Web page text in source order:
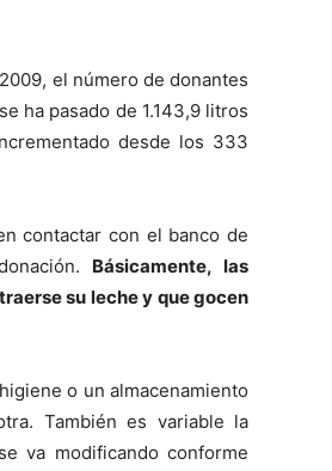
el número de donantes
ha pasado de 1.143,9 litros
desde los 333
contactar con el banco de
Básicamente, las
su leche y que gocen
o un almacenamiento
También es variable la
va modificando conforme